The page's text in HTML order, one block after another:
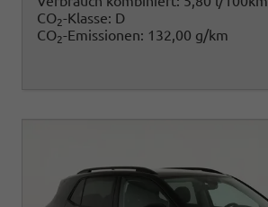
CO2-Klasse: D
CO2-Emissionen: 132,00 g/km